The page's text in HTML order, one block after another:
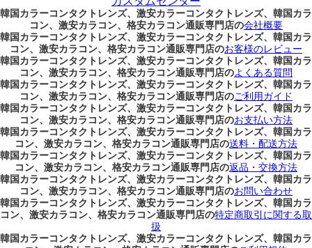
韓国カラーコンタクトレンズ、激安カラーコンタクトレンズ、韓国カラ
コン、激安カラコン、格安カラコン通販専門店の会社概要
韓国カラーコンタクトレンズ、激安カラーコンタクトレンズ、韓国カラ
コン、激安カラコン、格安カラコン通販専門店のお客様のレビュー
韓国カラーコンタクトレンズ、激安カラーコンタクトレンズ、韓国カラ
コン、激安カラコン、格安カラコン通販専門店のよくある質問
韓国カラーコンタクトレンズ、激安カラーコンタクトレンズ、韓国カラ
コン、激安カラコン、格安カラコン通販専門店のご利用ガイド
韓国カラーコンタクトレンズ、激安カラーコンタクトレンズ、韓国カラ
コン、激安カラコン、格安カラコン通販専門店のお支払い方法
韓国カラーコンタクトレンズ、激安カラーコンタクトレンズ、韓国カラ
コン、激安カラコン、格安カラコン通販専門店の送料・配送方法
韓国カラーコンタクトレンズ、激安カラーコンタクトレンズ、韓国カラ
コン、激安カラコン、格安カラコン通販専門店の返品・交換方法
韓国カラーコンタクトレンズ、激安カラーコンタクトレンズ、韓国カラ
コン、激安カラコン、格安カラコン通販専門店のお問い合わせ
韓国カラーコンタクトレンズ、激安カラーコンタクトレンズ、韓国カラ
コン、激安カラコン、格安カラコン通販専門店の特定商取引に関する取
扱
韓国カラーコンタクトレンズ、激安カラーコンタクトレンズ、韓国カラ